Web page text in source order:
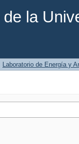
la
Laboratorio de Energía y